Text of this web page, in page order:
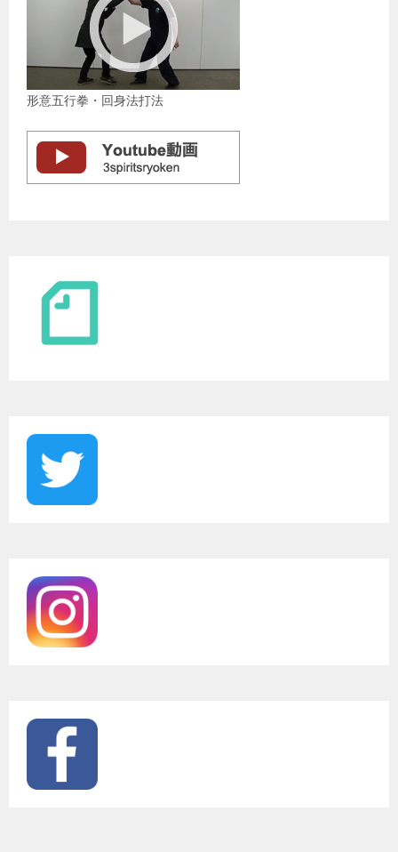
形意五行拳・回身法打法